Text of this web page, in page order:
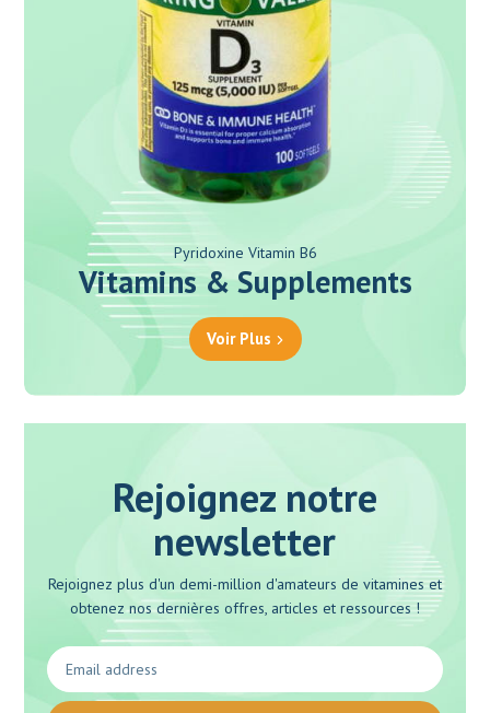
Pyridoxine Vitamin B6
Vitamins & Supplements
Voir Plus
Rejoignez notre
newsletter
Rejoignez plus d'un demi-million d'amateurs de vitamines et
obtenez nos dernières offres, articles et ressources !